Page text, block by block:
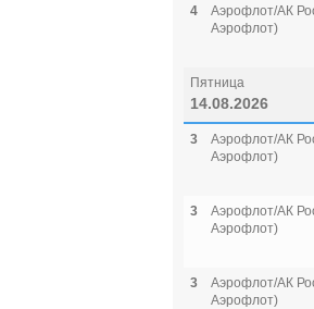
4
Аэрофлот/АК
Аэрофлот)
Пятница
14.08.2026
3
Аэрофлот/АК
Аэрофлот)
3
Аэрофлот/АК
Аэрофлот)
3
Аэрофлот/АК
Аэрофлот)